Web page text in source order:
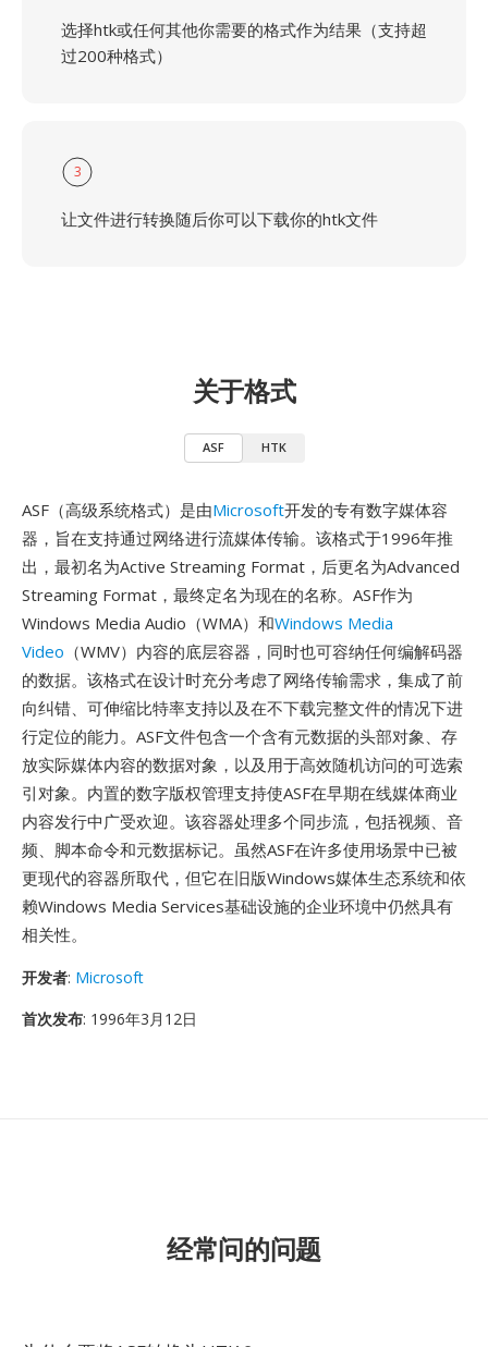
选择htk或任何其他你需要的格式作为结果（支持超
过200种格式）
3
让文件进行转换随后你可以下载你的htk文件
关于格式
ASF HTK
ASF（高级系统格式）是由Microsoft开发的专有数字媒体容
器，旨在支持通过网络进行流媒体传输。该格式于1996年推
出，最初名为Active Streaming Format，后更名为Advanced
Streaming Format，最终定名为现在的名称。ASF作为
Windows Media Audio（WMA）和Windows Media
Video （WMV）内容的底层容器，同时也可容纳任何编解码器
的数据。该格式在设计时充分考虑了网络传输需求，集成了前
向纠错、可伸缩比特率支持以及在不下载完整文件的情况下进
行定位的能力。ASF文件包含一个含有元数据的头部对象、存
放实际媒体内容的数据对象，以及用于高效随机访问的可选索
引对象。内置的数字版权管理支持使ASF在早期在线媒体商业
内容发行中广受欢迎。该容器处理多个同步流，包括视频、音
频、脚本命令和元数据标记。虽然ASF在许多使用场景中已被
更现代的容器所取代，但它在旧版Windows媒体生态系统和依
赖Windows Media Services基础设施的企业环境中仍然具有
相关性。
开发者: Microsoft
首次发布: 1996年3月12日
经常问的问题